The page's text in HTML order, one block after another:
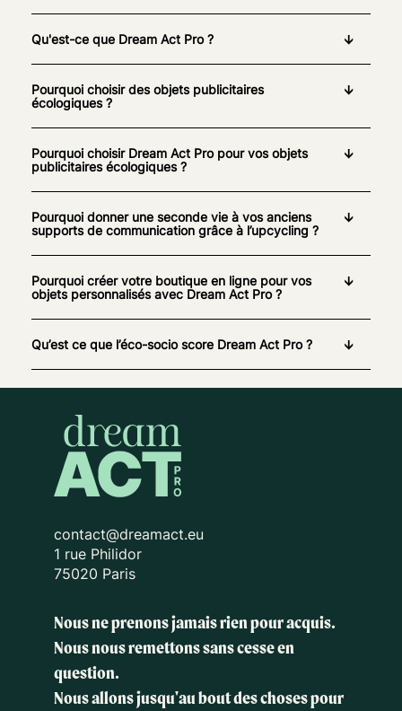
Qu'est-ce que Dream Act Pro ?
Pourquoi choisir des objets publicitaires
écologiques ?
Pourquoi choisir Dream Act Pro pour vos objets
publicitaires écologiques ?
Pourquoi donner une seconde vie à vos anciens
supports de communication grâce à l’upcycling ?
Pourquoi créer votre boutique en ligne pour vos
objets personnalisés avec Dream Act Pro ?
Qu’est ce que l’éco-socio score Dream Act Pro ?
contact@dreamact.eu
1 rue Philidor
75020 Paris
Nous ne prenons jamais rien pour acquis.
Nous nous remettons sans cesse en
question.
Nous allons jusqu'au bout des chosespour